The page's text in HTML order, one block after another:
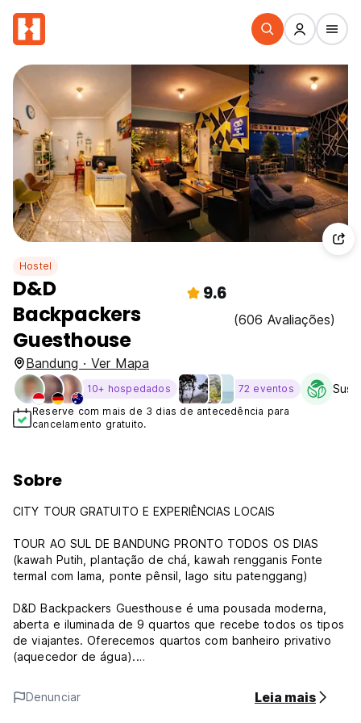
Hostel
D&D
Backpackers
Guesthouse
9.6
(606 Avaliações)
Bandung · Ver Mapa
10+ hospedados 72 eventos
Reserve com mais de 3 dias de antecedência para
cancelamento gratuito.
Sobre
CITY TOUR GRATUITO E EXPERIÊNCIAS LOCAIS
TOUR AO SUL DE BANDUNG PRONTO TODOS OS DIAS
(kawah Putih, plantação de chá, kawah rengganis Fonte
termal com lama, ponte pênsil, lago situ patenggang)
D&D Backpackers Guesthouse é uma pousada moderna,
aberta e iluminada de 9 quartos que recebe todos os tipos
de viajantes. Oferecemos quartos com banheiro privativo
(aquecedor de água).
individuais, duplos ou triplos. Os hóspedes têm acesso a
uma área de cozinha partilhada onde o frigorífico e os
Denunciar Leia mais